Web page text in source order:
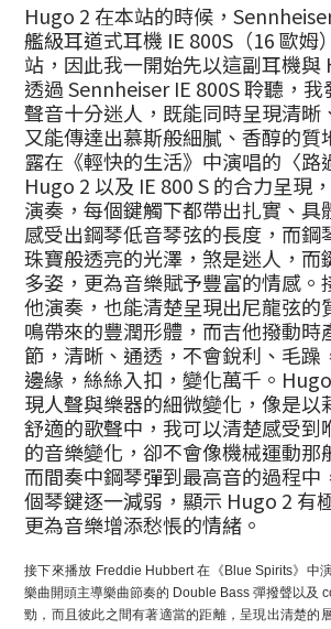
Hugo 2 在本站的時候，
艦級耳道式耳機 IE 800S（16 歐姆
站，因此我一開始先以這副耳機與
透過 Sennheiser IE 800S 聆聽，
聲音十分迷人，既能同時呈現清晰
又能傳達出慕斯般細膩、香醇的質
露在《輕快的生活》中演唱的〈路
Hugo 2 以及 IE 800 S 的合力呈現
演奏，每個鍵觸下都帶出扎實、具
感受出鋼琴低音琴弦的長度，而鋼
珠寶般透亮的光澤，煞是迷人，而
多姿，更為音樂賦予豐富的情感。
他演奏，也能清楚呈現出尼龍弦的
鳴帶來的豐潤形體，而吉他撥動時
節，清晰、通透，不會銳利、毛躁
邊緣，絲絲入扣，變化萬千。
現人聲與樂器的細微變化，像是以
舒適的歌聲中，我可以清楚感受到
的音樂變化，卻不會像機械運動那
而間奏中鋼琴彈到最高音的過程中
個琴鍵逐一減弱，顯示 Hugo 2 有
更為音樂增添愁悵的情緒。
接下來播放 Freddie Hubbert 在《Blue Spirits》中
樂曲開頭主導樂曲節奏的 Double Bass 彈撥聲以及
勁，而且彼此之間有著適當的距離，呈現出清楚的